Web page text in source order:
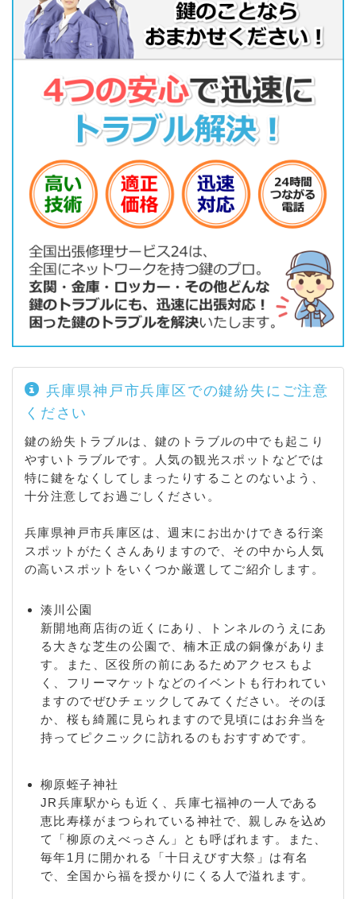
築地町 / 都由乃町 / 出在家町 / 天王町 / 遠矢浜町 / 中
之島 / 中道通 / 西上橘通 / 西橘通 / 西多聞通 / 西出町
/ 西仲町 / 西宮内町 / 西柳原町 / 羽坂通 / 馬場町 / 浜
崎通 / 浜中町 / 浜山通 / 東出町 / 東柳原町 / 東山町 /
氷室町 / 兵庫町 / 鵯越筋 / 鵯越町 / 平野町 / 福原町 /
船大工町 / 本町 / 松原通 / 松本通 / 三川口町 / 御崎町
/ 御崎本町 / 水木通 / 三石通 / 湊川町 / 湊町 / 湊山町
/ 南逆瀬川町 / 南仲町 / 明和通 / 門口町 / 矢部町 / 雪
山通
兵庫県神戸市兵庫区での鍵紛失にご注意
ください
鍵の紛失トラブルは、鍵のトラブルの中でも起こり
やすいトラブルです。人気の観光スポットなどでは
特に鍵をなくしてしまったりすることのないよう、
十分注意してお過ごしください。
兵庫県神戸市兵庫区は、週末にお出かけできる行楽
スポットがたくさんありますので、その中から人気
の高いスポットをいくつか厳選してご紹介します。
湊川公園
新開地商店街の近くにあり、トンネルのうえにあ
る大きな芝生の公園で、楠木正成の銅像がありま
す。また、区役所の前にあるためアクセスもよ
く、フリーマケットなどのイベントも行われてい
ますのでぜひチェックしてみてください。そのほ
か、桜も綺麗に見られますので見頃にはお弁当を
持ってピクニックに訪れるのもおすすめです。
柳原蛭子神社
JR兵庫駅からも近く、兵庫七福神の一人である
恵比寿様がまつられている神社で、親しみを込め
て「柳原のえべっさん」とも呼ばれます。また、
毎年1月に開かれる「十日えびす大祭」は有名
で、全国から福を授かりにくる人で溢れます。